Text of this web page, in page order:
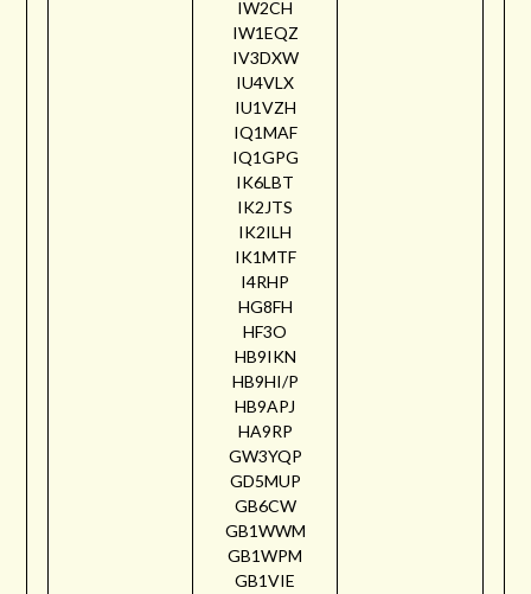
IW2CH
IW1EQZ
IV3DXW
IU4VLX
IU1VZH
IQ1MAF
IQ1GPG
IK6LBT
IK2JTS
IK2ILH
IK1MTF
I4RHP
HG8FH
HF3O
HB9IKN
HB9HI/P
HB9APJ
HA9RP
GW3YQP
GD5MUP
GB6CW
GB1WWM
GB1WPM
GB1VIE